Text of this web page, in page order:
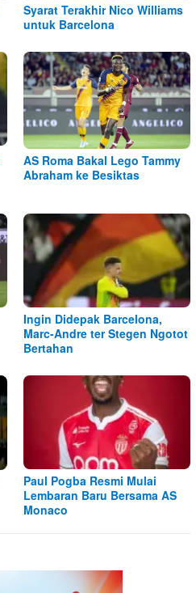
Syarat Terakhir Nico Williams
untuk Barcelona
AS Roma Bakal Lego Tammy
Abraham ke Besiktas
Ingin Didepak Barcelona,
Marc-Andre ter Stegen Ngotot
Bertahan
Paul Pogba Resmi Mulai
Lembaran Baru Bersama AS
Monaco